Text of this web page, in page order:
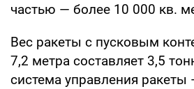
частью — более 10 000 кв.
Вес ракеты с пусковым
7,2 метра составляет 3,5
система управления ракеты